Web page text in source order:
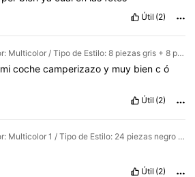
Útil (2)
Color: Multicolor / Tipo de Estilo: 8 piezas gris + 8 piezas azul + 8 piezas blanco / Talla: 24 piezas 30*30*1
micochecamperizazoy muy biencó
Útil (2)
Color: Multicolor 1 / Tipo de Estilo: 24 piezas negro / Talla: 24 piezas 30*30*1
Útil (2)